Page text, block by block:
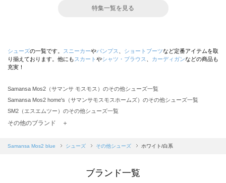
特集一覧を見る
シューズの一覧です。 スニーカーやパンプス ショートブーツなど定番アイテムを取
り揃えております。他にも スカート やシャツ・ブラウス カーディガンなどの商品も
充実！
Samansa Mos2（サマンサ モスモス）のその他シューズ一覧
Samansa Mos2 home's（サマンサモスモスホームズ）のその他シューズ一覧
SM2（エスエムツー）のその他シューズ一覧
Samansa Mos2 blue（サマンサモスモス ブルー）のその他シューズ一覧
sō4ū（ソウフォーユー）のその他シューズ一覧
その他のブランド ＋
Samansa Mos2 blue シューズ その他シューズ ホワイト/白系
ブランド一覧